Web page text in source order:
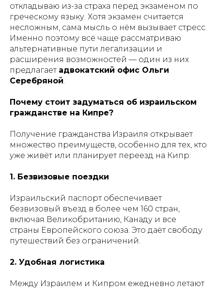
откладываю из-за страха перед экзаменом по
греческому языку. Хотя экзамен считается
несложным, сама мысль о нём вызывает стресс.
Именно поэтому всё чаще рассматриваю
альтернативные пути легализации и
расширения возможностей — один из них
предлагает адвокатский офис Ольги
Серебряной.
Почему стоит задуматься об израильском
гражданстве на Кипре?
Получение гражданства Израиля открывает
множество преимуществ, особенно для тех, кто
уже живёт или планирует переезд на Кипр:
1. Безвизовые поездки
Израильский паспорт обеспечивает
безвизовый въезд в более чем 160 стран,
включая Великобританию, Канаду и все
страны Европейского союза. Это даёт свободу
путешествий без ограничений.
2. Удобная логистика
Между Израилем и Кипром ежедневно летают